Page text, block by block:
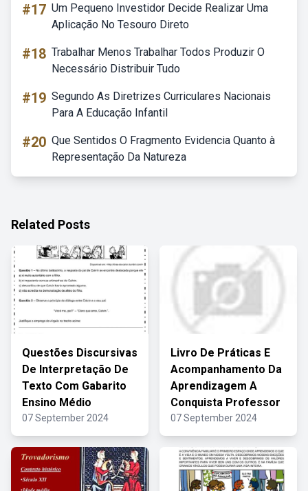
#17 Um Pequeno Investidor Decide Realizar Uma
Aplicação No Tesouro Direto
#18 Trabalhar Menos Trabalhar Todos Produzir O
Necessário Distribuir Tudo
#19 Segundo As Diretrizes Curriculares Nacionais
Para A Educação Infantil
#20 Que Sentidos O Fragmento Evidencia Quanto à
Representação Da Natureza
Related Posts
Questões Discursivas
De Interpretação De
Texto Com Gabarito
Ensino Médio
07 September 2024
Livro De Práticas E
Acompanhamento Da
Aprendizagem A
Conquista Professor
07 September 2024